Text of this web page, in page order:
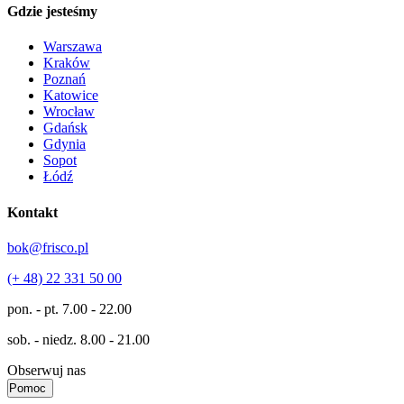
Gdzie jesteśmy
Warszawa
Kraków
Poznań
Katowice
Wrocław
Gdańsk
Gdynia
Sopot
Łódź
Kontakt
bok@frisco.pl
(+ 48) 22 331 50 00
pon. - pt. 7.00 - 22.00
sob. - niedz. 8.00 - 21.00
Obserwuj nas
Pomoc